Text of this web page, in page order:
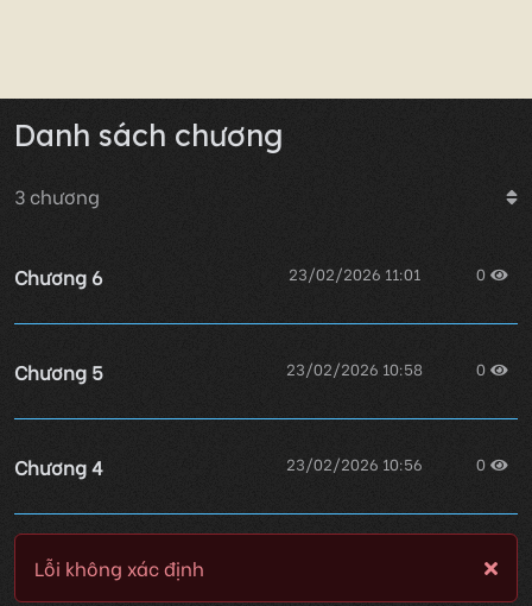
Danh sách chương
3chương
Chương 6 23/02/2026 11:01 0
Chương 5 23/02/2026 10:58 0
Chương 4 23/02/2026 10:56 0
Lỗi không xác định